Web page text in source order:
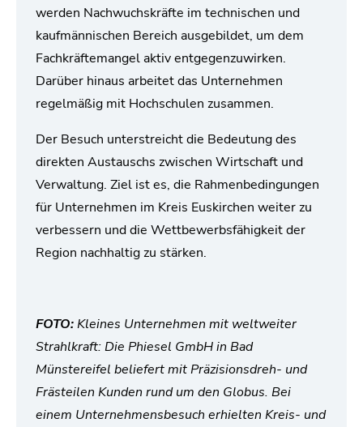
werden Nachwuchskräfte im technischen und
kaufmännischen Bereich ausgebildet, um dem
Fachkräftemangel aktiv entgegenzuwirken.
Darüber hinaus arbeitet das Unternehmen
regelmäßig mit Hochschulen zusammen.
Der Besuch unterstreicht die Bedeutung des
direkten Austauschs zwischen Wirtschaft und
Verwaltung. Ziel ist es, die Rahmenbedingungen
für Unternehmen im Kreis Euskirchen weiter zu
verbessern und die Wettbewerbsfähigkeit der
Region nachhaltig zu stärken.
FOTO:Kleines Unternehmen mit weltweiter
Strahlkraft: Die Phiesel GmbH in Bad
Münstereifel beliefert mit Präzisionsdreh- und
Frästeilen Kunden rund um den Globus. Bei
einem Unternehmensbesuch erhielten Kreis- und